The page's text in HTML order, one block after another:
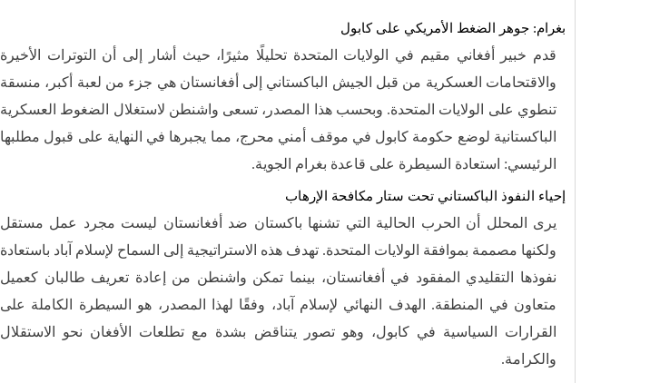
بغرام: جوهر الضغط الأمريكي على كابول
قدم خبير أفغاني مقيم في الولايات المتحدة تحليلًا مثيرًا، حيث أشار إلى أن التوترات الأخيرة
والاقتحامات العسكرية من قبل الجيش الباكستاني إلى أفغانستان هي جزء من لعبة أكبر، منسقة
تنطوي على الولايات المتحدة. وبحسب هذا المصدر، تسعى واشنطن لاستغلال الضغوط العسكرية
الباكستانية لوضع حكومة كابول في موقف أمني محرج، مما يجبرها في النهاية على قبول مطلبها
الرئيسي: استعادة السيطرة على قاعدة بغرام الجوية.
إحياء النفوذ الباكستاني تحت ستار مكافحة الإرهاب
يرى المحلل أن الحرب الحالية التي تشنها باكستان ضد أفغانستان ليست مجرد عمل مستقل
ولكنها مصممة بموافقة الولايات المتحدة. تهدف هذه الاستراتيجية إلى السماح لإسلام آباد باستعادة
نفوذها التقليدي المفقود في أفغانستان، بينما تمكن واشنطن من إعادة تعريف طالبان كعميل
متعاون في المنطقة. الهدف النهائي لإسلام آباد، وفقًا لهذا المصدر، هو السيطرة الكاملة على
القرارات السياسية في كابول، وهو تصور يتناقض بشدة مع تطلعات الأفغان نحو الاستقلال
والكرامة.